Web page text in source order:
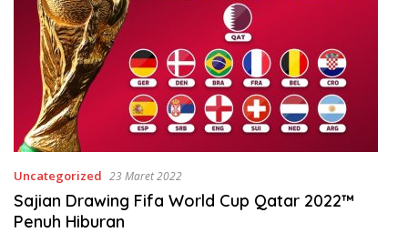
Uncategorized 23 Maret 2022
Sajian Drawing Fifa World Cup Qatar 2022™
Penuh Hiburan